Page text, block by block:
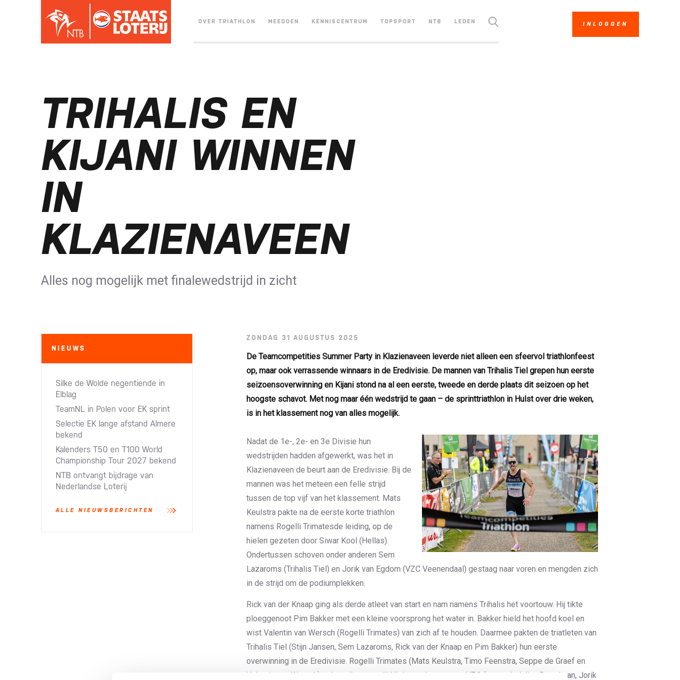
OVER TRIATHLON MEEDOEN KENNISCENTRUM TOPSPORT NTB LEDEN INLOGGEN
TRIHALIS EN
KIJANI WINNEN
IN
KLAZIENAVEEN
Alles nog mogelijk met finalewedstrijd in zicht
NIEUWS
Silke de Wolde negentiende in
Elblag
TeamNL in Polen voor EK sprint
Selectie EK lange afstand Almere
bekend
Kalenders T50 en T100 World
Championship Tour 2027 bekend
NTB ontvangt bijdrage van
Nederlandse Loterij​
ALLE NIEUWSBERICHTEN
ZONDAG 31 AUGUSTUS 2025
De Teamcompetities Summer Party in Klazienaveen leverde niet alleen een sfeervol triathlonfeest
op, maar ook verrassende winnaars in de Eredivisie. De mannen van Trihalis Tiel grepen hun eerste
seizoensoverwinning en Kijani stond na al een eerste, tweede en derde plaats dit seizoen op het
hoogste schavot. Met nog maar één wedstrijd te gaan – de sprinttriathlon in Hulst over drie weken,
is in het klassement nog van alles mogelijk.
Nadat de 1e-, 2e- en 3e Divisie hun
wedstrijden hadden afgewerkt, was het in
Klazienaveen de beurt aan de Eredivisie. Bij de
mannen was het meteen een felle strijd
tussen de top vijf van het klassement. Mats
Keulstra pakte na de eerste korte triathlon
namens Rogelli Trimatesde leiding, op de
hielen gezeten door Siwar Kool (Hellas).
Ondertussen schoven onder anderen Sem
Lazaroms (Trihalis Tiel) en Jorik van Egdom (VZC Veenendaal) gestaag naar voren en mengden zich
in de strijd om de podiumplekken.
Rick van der Knaap ging als derde atleet van start en nam namens Trihalis het voortouw. Hij tikte
ploeggenoot Pim Bakker met een kleine voorsprong het water in. Bakker hield het hoofd koel en
wist Valentin van Wersch (Rogelli Trimates) van zich af te houden. Daarmee pakten de triatleten van
Trihalis Tiel (Stijn Jansen, Sem Lazaroms, Rick van der Knaap en Pim Bakker) hun eerste
overwinning in de Eredivisie. Rogelli Trimates (Mats Keulstra, Timo Feenstra, Seppe de Graef en
Valentin van Wersch) pakte zilver, terwijl Niels van Lanen voor VZC (met ook Julian Broodman, Jorik